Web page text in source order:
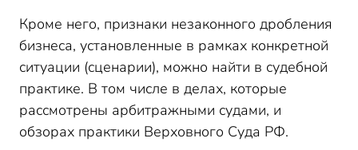
Кроме него, признаки незаконного дробления
бизнеса, установленные в рамках конкретной
ситуации (сценарии), можно найти в судебной
практике. В том числе в делах, которые
рассмотрены арбитражными судами, и
обзорах практики Верховного Суда РФ.